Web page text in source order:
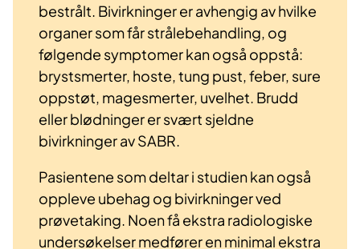
bestrålt. Bivirkninger er avhengig av hvilke
organer som får strålebehandling, og
følgende symptomer kan også oppstå:
brystsmerter, hoste, tung pust, feber, sure
oppstøt, magesmerter, uvelhet. Brudd
eller blødninger er svært sjeldne
bivirkninger av SABR.
Pasientene som deltar i studien kan også
oppleve ubehag og bivirkninger ved
prøvetaking. Noen få ekstra radiologiske
undersøkelser medfører en minimal ekstra